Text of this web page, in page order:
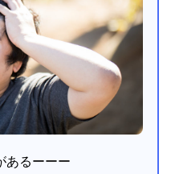
あるーーー